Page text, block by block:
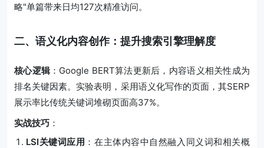
略"单篇带来日均127次精准访问。
二、语义化内容创作：提升搜索引擎理解度
核心逻辑：Google BERT算法更新后，内容语义相关性成为
排名关键因素。实验表明，采用语义化写作的页面，其SERP
展示率比传统关键词堆砌页面高37%。
实战技巧 ：
LSI关键词应用 ：在主体内容中自然融入同义词和相关概